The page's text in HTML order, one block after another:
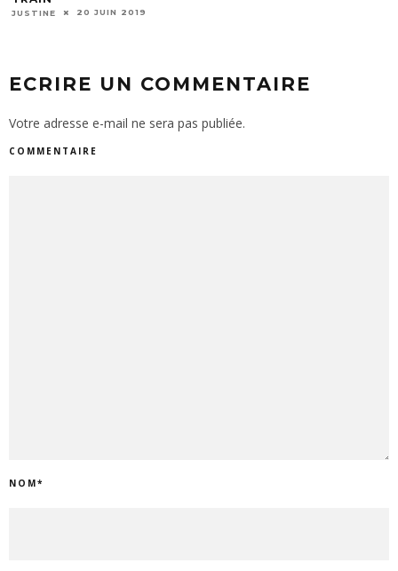
ECRIRE UN COMMENTAIRE
Votre adresse e-mail ne sera pas publiée.
COMMENTAIRE
NOM*